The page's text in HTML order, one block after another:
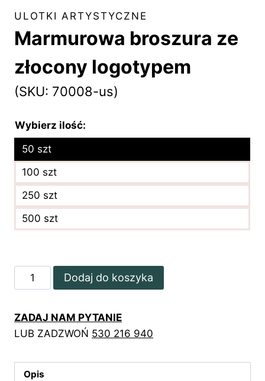
ULOTKI ARTYSTYCZNE
Marmurowa broszura ze
złocony logotypem
(SKU: 70008-us)
Wybierz ilość:
50 szt
100 szt
250 szt
500 szt
ilość
Marmurowa
ze
złocony
Dodaj do koszyka
ZADAJ NAM PYTANIE
LUB ZADZWOŃ 530 216 940
Opis